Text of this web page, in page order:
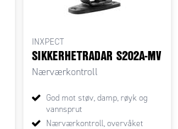
INXPECT
SIKKERHETRADAR S202A-MV
Nærværkontroll
God mot støv, damp, røyk og
vannsprut
Nærværkontroll, overvåket